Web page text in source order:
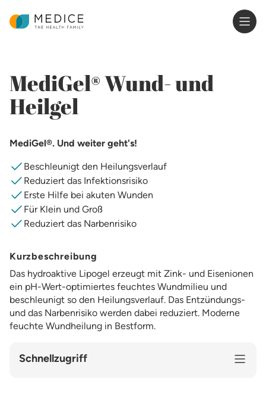
Zur Startseite
MediGel® Wund- und
Heilgel
MediGel®. Und weiter geht's!
Beschleunigt den Heilungsverlauf
Reduziert das Infektionsrisiko
Erste Hilfe bei akuten Wunden
Für Klein und Groß
Reduziert das Narbenrisiko
Kurzbeschreibung
Das hydroaktive Lipogel erzeugt mit Zink- und Eisenionen
ein pH-Wert-optimiertes feuchtes Wundmilieu und
beschleunigt so den Heilungsverlauf. Das Entzündungs-
und das Narbenrisiko werden dabei reduziert. Moderne
feuchte Wundheilung in Bestform.
Schnellzugriff